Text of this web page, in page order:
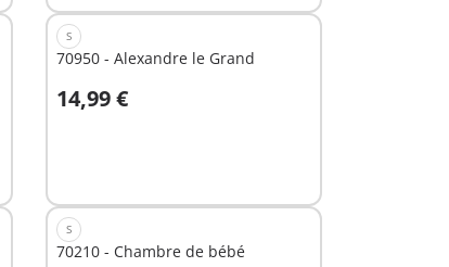
S
70950 - Alexandre le Grand
14,99 €
Au panier
S
70210 - Chambre de bébé